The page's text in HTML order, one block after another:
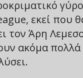
εκεί που
τον Άρη
ακόμα πολλά